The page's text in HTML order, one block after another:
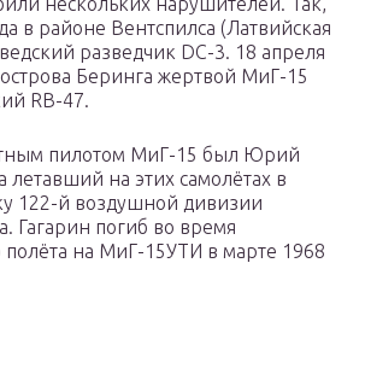
в районе Вентспилса (Латвийская
разведчик DC-3. 18 апреля
Беринга жертвой МиГ-15
RB-47.
пилотом МиГ-15 был Юрий
летавший на этих самолётах в
122-й воздушной дивизии
Гагарин погиб во время
полёта на МиГ-15УТИ в марте 1968